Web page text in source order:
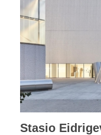
Stasio